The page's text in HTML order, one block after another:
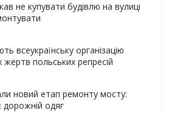
не купувати будівлю на вулиці
всеукраїнську організацію
жертв польських репресій
новий етап ремонту мосту:
дорожній одяг